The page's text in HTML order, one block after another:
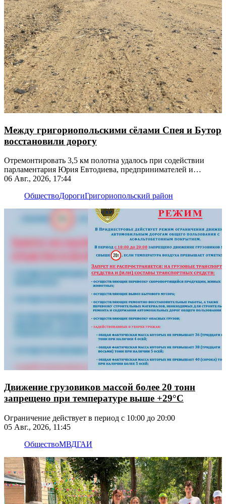
Между григориопольскими сёлами Спея и Бутор
восстановили дорогу
Отремонтировать 3,5 км полотна удалось при содействии
парламентария Юрия Евтодиева, предпринимателей и
жителей
06 Авг., 2026, 17:44
ОбществоДорогиГригориопольский район
Движение грузовиков массой более 20 тонн
запрещено при температуре выше +29°C
Ограничение действует в период с 10:00 до 20:00
05 Авг., 2026, 11:45
ОбществоМВДГАИ